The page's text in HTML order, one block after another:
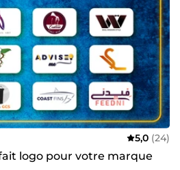
5,0 (24)
logo pour votre marque